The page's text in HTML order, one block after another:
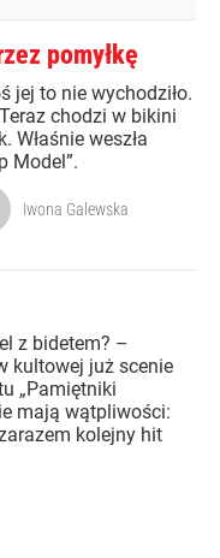
pomyłkę
jej to nie wychodziło.
chodzi w bikini
Właśnie weszła
Model”.
Iwona Galewska
z bidetem? –
kultowej już scenie
„Pamiętniki
mają wątpliwości:
kolejny hit